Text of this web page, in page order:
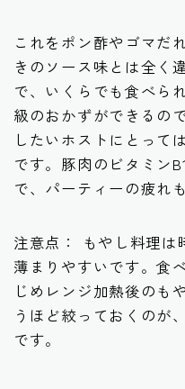
これをポン酢やゴマだ
きのソース味とは全く
で、いくらでも食べら
級のおかずができるの
したいホストにとって
です。豚肉のビタミン
で、パーティーの疲れ
注意点： もやし料理は
薄まりやすいです。食
じめレンジ加熱後のも
うほど絞っておくのが
です。